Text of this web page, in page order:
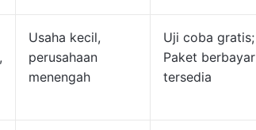
Usaha kecil,
perusahaan
menengah
Uji coba gratis;
Paket berbayar
tersedia